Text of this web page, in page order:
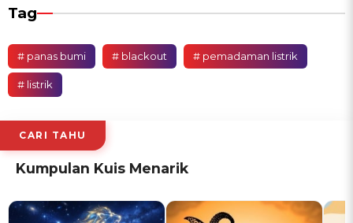
Tag
# panas bumi # blackout # pemadaman listrik
# listrik
CARI TAHU
Kumpulan Kuis Menarik